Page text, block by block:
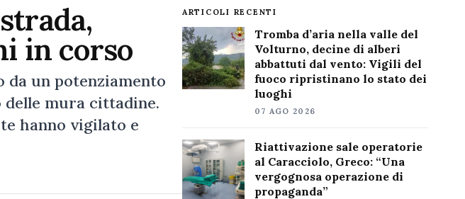
in corso
da un potenziamento
mura cittadine.
hanno vigilato e
ARTICOLI RECENTI
Tromba d’aria nella valle del
Volturno, decine di alberi
abbattuti dal vento: Vigili del
fuoco ripristinano lo stato dei
luoghi
07 AGO 2026
Riattivazione sale operatorie
al Caracciolo, Greco: “Una
vergognosa operazione di
propaganda”